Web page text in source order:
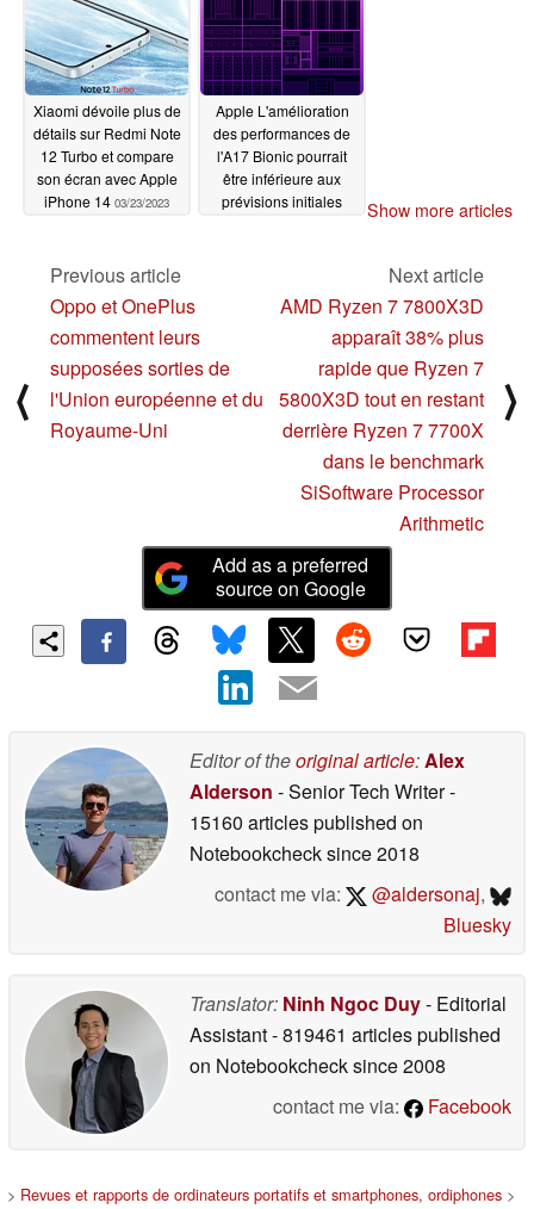
Xiaomi dévoile plus de
détails sur Redmi Note
12 Turbo et compare
son écran avec Apple
iPhone 14 03/23/2023
Apple L'amélioration
des performances de
l'A17 Bionic pourrait
être inférieure aux
prévisions initiales
Show more articles
⟨
Previous article
Oppo et OnePlus
commentent leurs
supposées sorties de
l'Union européenne et du
Royaume-Uni
Next article
AMD Ryzen 7 7800X3D
apparaît 38% plus
rapide que Ryzen 7
5800X3D tout en restant
derrière Ryzen 7 7700X
dans le benchmark
SiSoftware Processor
Arithmetic
⟩
Add as a preferred
source on Google
Editor of theoriginal article:Alex
Alderson - Senior Tech Writer-
15160 articles published on
Notebookchecksince 2018
contact me via:
@aldersonaj,
Bluesky
Translator: Ninh Ngoc Duy- Editorial
Assistant- 819461 articles published
on Notebookchecksince 2008
contact me via:
Facebook
> Revues et rapports de ordinateurs portatifs et smartphones, ordiphones >